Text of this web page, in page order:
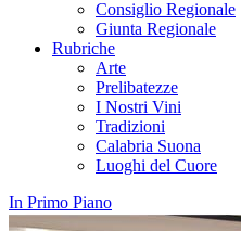
Consiglio Regionale
Giunta Regionale
Rubriche
Arte
Prelibatezze
I Nostri Vini
Tradizioni
Calabria Suona
Luoghi del Cuore
In Primo Piano